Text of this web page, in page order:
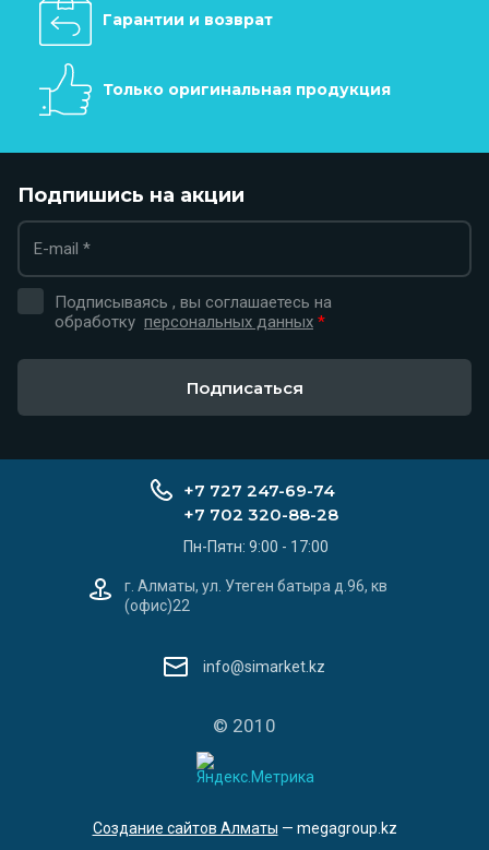
Гарантии и возврат
Только оригинальная продукция
Подпишись на акции
Подписываясь , вы соглашаетесь на
обработку персональных данных *
Подписаться
© 2010
+7 727 247-69-74
+7 702 320-88-28
Пн-Пятн: 9:00 - 17:00
г. Алматы, ул. Утеген батыра д.96, кв
(офис)22
info@simarket.kz
Создание сайтов Алматы — megagroup.kz